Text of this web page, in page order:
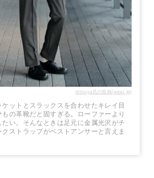
tetsuya氏の投稿(wear.jp)
ットとスラックスを合わせたキレイ目
もの革靴だと固すぎる。ローファーより
たい。そんなときは足元に金属光沢がチ
ストラップがベストアンサーと言えま